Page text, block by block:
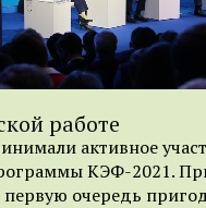
работе
активное
КЭФ-2021.
очередь